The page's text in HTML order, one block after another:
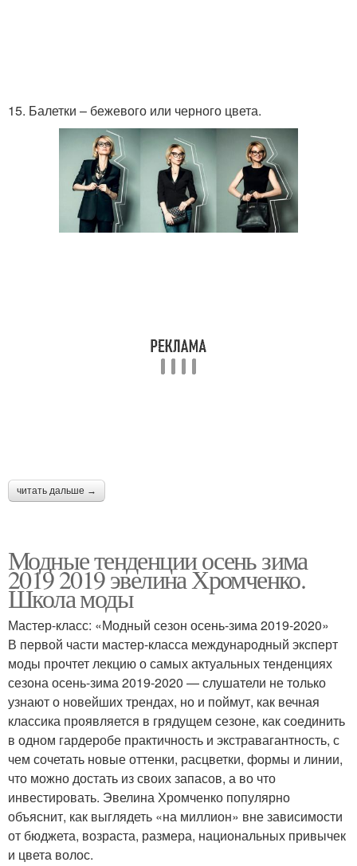
15. Балетки – бежевого или черного цвета.
читать дальше →
Модные тенденции осень зима
2019 2019 эвелина Хромченко.
Школа моды
Мастер-класс: «Модный сезон осень-зима 2019-2020»
В первой части мастер-класса международный эксперт
моды прочтет лекцию о самых актуальных тенденциях
сезона осень-зима 2019-2020 — слушатели не только
узнают о новейших трендах, но и поймут, как вечная
классика проявляется в грядущем сезоне, как соединить
в одном гардеробе практичность и экстравагантность, с
чем сочетать новые оттенки, расцветки, формы и линии,
что можно достать из своих запасов, а во что
инвестировать. Эвелина Хромченко популярно
объяснит, как выглядеть «на миллион» вне зависимости
от бюджета, возраста, размера, национальных привычек
и цвета волос.